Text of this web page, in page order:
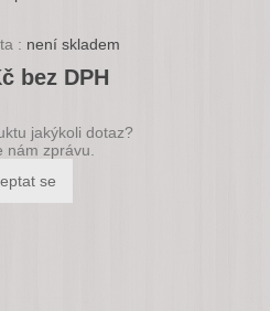
: není skladem
bez DPH
jakýkoli dotaz?
nám zprávu.